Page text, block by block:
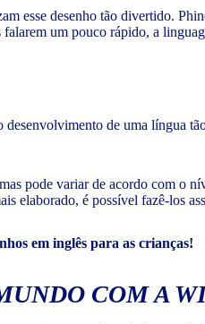
esse desenho tão divertido.
um pouco rápido, a
de uma língua
pode variar de acordo com o
elaborado, é possível fazê-los
em inglês para as crianças!
COM A